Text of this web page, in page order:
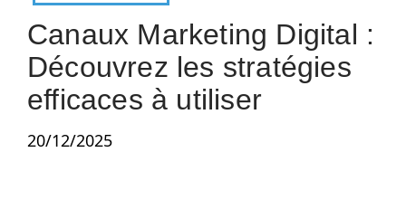
Canaux Marketing Digital :
Découvrez les stratégies
efficaces à utiliser
20/12/2025